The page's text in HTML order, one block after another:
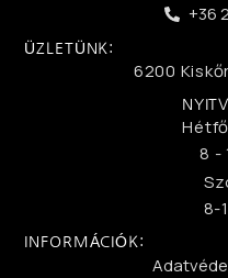
+36
ÜZLETÜNK:
6200
8 -
8-
INFORMÁCIÓK: